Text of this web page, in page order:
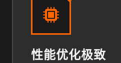
性能优化极致